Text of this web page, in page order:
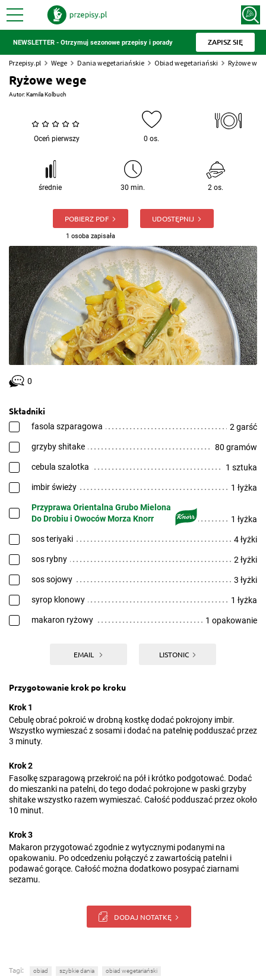
NEWSLETTER - Otrzymuj sezonowe przepisy i porady ZAPISZ SIĘ
Przepisy.pl Wege Dania wegetariańskie Obiad wegetariański Ryżowe
Ryżowe wege
Autor:Kamila Kolbuch
Oceń pierwszy 0 os.
średnie 30 min. 2 os.
POBIERZ PDF
1 osoba zapisała
UDOSTĘPNIJ
0
Składniki
fasola szparagowa 2 garść
grzyby shitake 80 gramów
cebula szalotka 1 sztuka
imbir świeży 1 łyżka
Przyprawa Orientalna Grubo Mielona
Do Drobiu i Owoców Morza Knorr
1 łyżka
sos teriyaki 4 łyżki
sos rybny 2 łyżki
sos sojowy 3 łyżki
syrop klonowy 1 łyżka
makaron ryżowy 1 opakowanie
EMAIL LISTONIC
Przygotowanie krok po kroku
Krok 1
Cebulę obrać pokroić w drobną kostkę dodać pokrojony imbir.
Wszystko wymieszać z sosami i dodać na patelnię podduszać przez
3 minuty.
Krok 2
Fasolkę szparagową przekroić na pół i krótko podgotować. Dodać
do mieszanki na patelni, do tego dodać pokrojone w paski grzyby
shitake wszystko razem wymieszać. Całość podduszać przez około
10 minut.
Krok 3
Makaron przygotować zgodnie z wytycznymi podanymi na
opakowaniu. Po odcedzeniu połączyć z zawartością patelni i
podawać gorące. Całość można dodatkowo posypać ziarnami
sezamu.
DODAJ NOTATKĘ
Tagi: obiad szybkie dania obiad wegetariański